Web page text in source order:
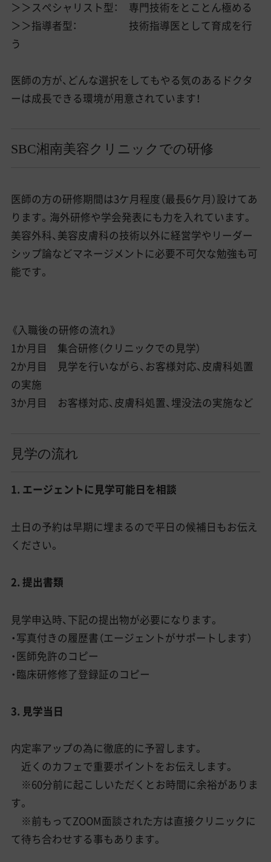
＞＞スペシャリスト型： 専門技術をとことん極める
＞＞指導者型： 技術指導医として育成を行
う
医師の方が、どんな選択をしてもやる気のあるドクタ
ーは成長できる環境が用意されています！
SBC湘南美容クリニックでの研修
医師の方の研修期間は3ケ月程度（最長6ケ月）設けてあ
ります。海外研修や学会発表にも力を入れています。
美容外科、美容皮膚科の技術以外に経営学やリーダー
シップ論などマネージメントに必要不可欠な勉強も可
能です。
《入職後の研修の流れ》
1か月目 集合研修（クリニックでの見学）
2か月目 見学を行いながら、お客様対応、皮膚科処置
の実施
3か月目 お客様対応、皮膚科処置、埋没法の実施など
見学の流れ
1. エージェントに見学可能日を相談
土日の予約は早期に埋まるので平日の候補日もお伝え
ください。
2. 提出書類
見学申込時、下記の提出物が必要になります。
・写真付きの履歴書（エージェントがサポートします）
・医師免許のコピー
・臨床研修修了登録証のコピー
3. 見学当日
内定率アップの為に徹底的に予習します。
近くのカフェで重要ポイントをお伝えします。
※60分前に起こしいただくとお時間に余裕がありま
す。
※前もってZOOM面談された方は直接クリニックに
て待ち合わせする事もあります。